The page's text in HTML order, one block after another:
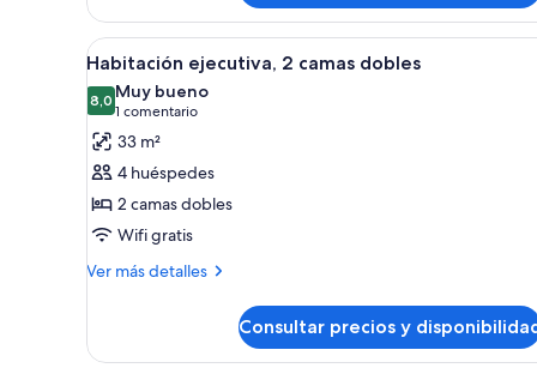
2
camas
dobles
Abrir
todas
las
fotos
de
Habitación
ejecutiva,
2
camas
Habitación de hotel con dos
4
Habitación ejecutiva, 2 camas dobles
8,08,0 de 10
Muy bueno
1 comentario
(1 comentario)
33 m²
4 huéspedes
2 camas dobles
Wifi gratis
Ver más detalles
Más
ejecutiva,
Consultar precios y